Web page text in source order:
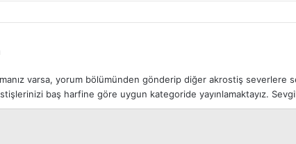
varsa, yorum bölümünden gönderip diğer akrostiş severlere
baş harfine göre uygun kategoride yayınlamaktayız.